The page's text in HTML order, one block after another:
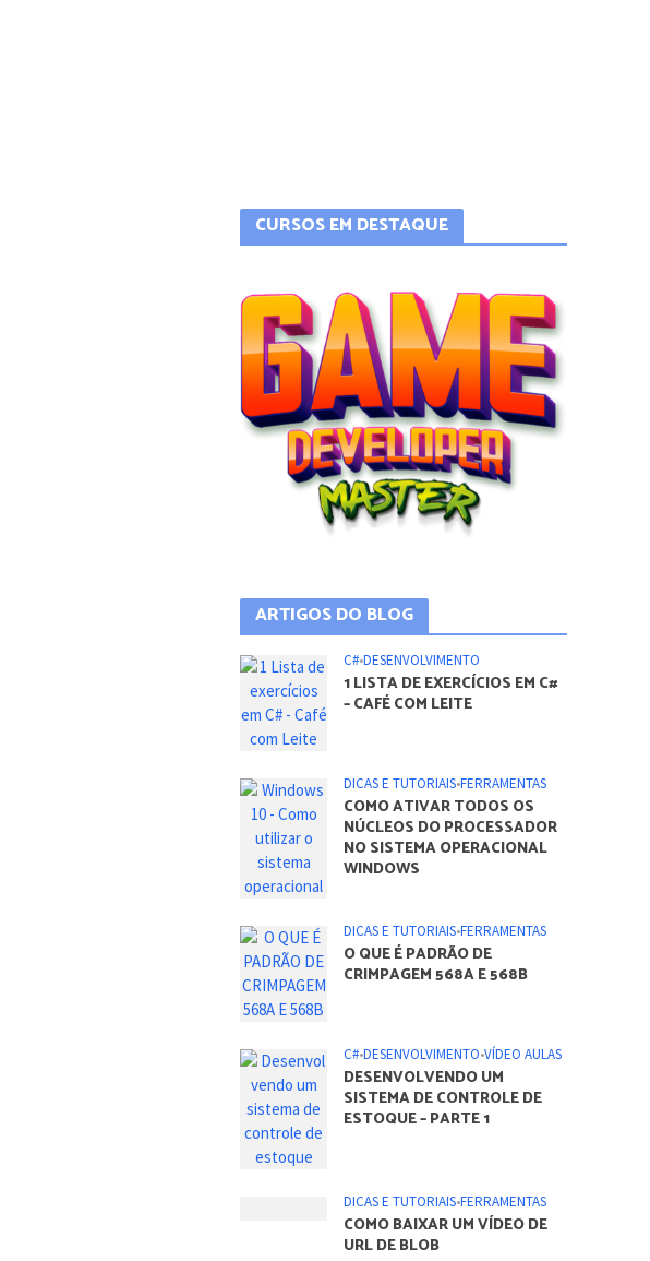
CURSOS EM DESTAQUE
ARTIGOS DO BLOG
C#•DESENVOLVIMENTO
1 LISTA DE EXERCÍCIOS EM C#
– CAFÉ COM LEITE
DICAS E TUTORIAIS•FERRAMENTAS
COMO ATIVAR TODOS OS
NÚCLEOS DO PROCESSADOR
NO SISTEMA OPERACIONAL
WINDOWS
DICAS E TUTORIAIS•FERRAMENTAS
O QUE É PADRÃO DE
CRIMPAGEM 568A E 568B
C#•DESENVOLVIMENTO•VÍDEO AULAS
DESENVOLVENDO UM
SISTEMA DE CONTROLE DE
ESTOQUE – PARTE 1
DICAS E TUTORIAIS•FERRAMENTAS
COMO BAIXAR UM VÍDEO DE
URL DE BLOB